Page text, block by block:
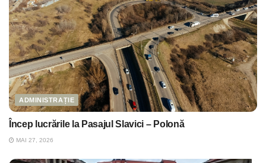
ADMINISTRAȚIE
Încep lucrările la Pasajul Slavici – Polonă
MAI 27, 2026